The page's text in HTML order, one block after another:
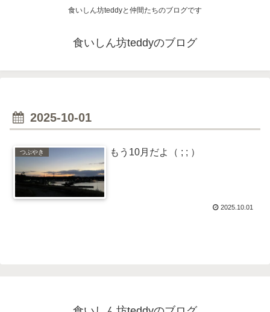
食いしん坊teddyと仲間たちのブログです
食いしん坊teddyのブログ
2025-10-01
つぶやき もう10月だよ（ ; ; ）
2025.10.01